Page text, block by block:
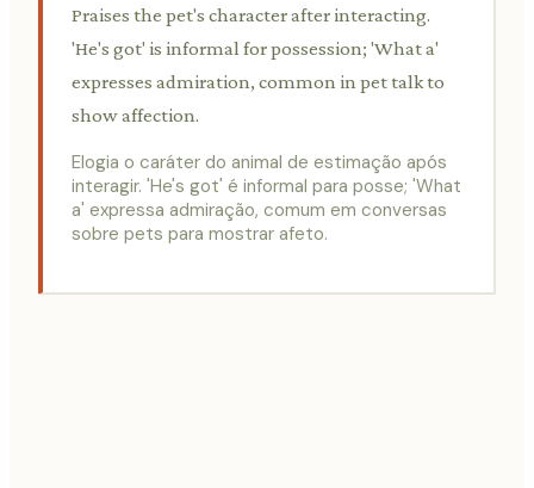
Praises the pet's character after interacting.
'He's got' is informal for possession; 'What a'
expresses admiration, common in pet talk to
show affection.
Elogia o caráter do animal de estimação após
interagir. 'He's got' é informal para posse; 'What
a' expressa admiração, comum em conversas
sobre pets para mostrar afeto.